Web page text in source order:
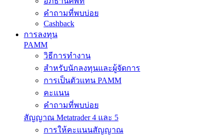
คำถามที่พบบ่อย
Cashback
การลงทุน
PAMM
วิธีการทำงาน
สำหรับนักลงทุนและผู้จัดการ
การเป็นตัวแทน PAMM
คะแนน
คำถามที่พบบ่อย
สัญญาณ Metatrader 4 และ 5
การให้คะแนนสัญญาณ